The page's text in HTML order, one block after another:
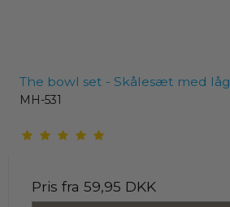
The bowl set - Skålesæt med låg
MH-531
Pris fra 59,95 DKK